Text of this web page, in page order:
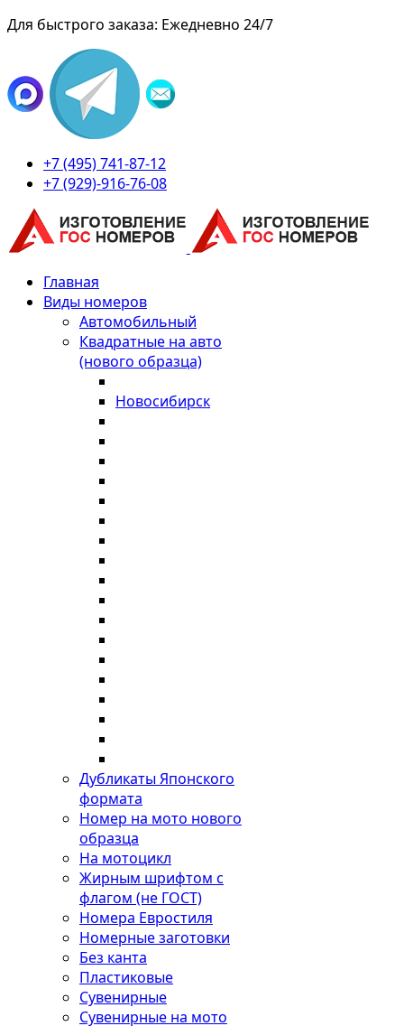
Для быстрого заказа: Ежедневно 24/7
+7 (495) 741-87-12
+7 (929)-916-76-08
Главная
Виды номеров
Автомобильный
Квадратные на авто
(нового образца)
Новосибирск
Дубликаты Японского
формата
Номер на мото нового
образца
На мотоцикл
Жирным шрифтом с
флагом (не ГОСТ)
Номера Евростиля
Номерные заготовки
Без канта
Пластиковые
Сувенирные
Сувенирные на мото